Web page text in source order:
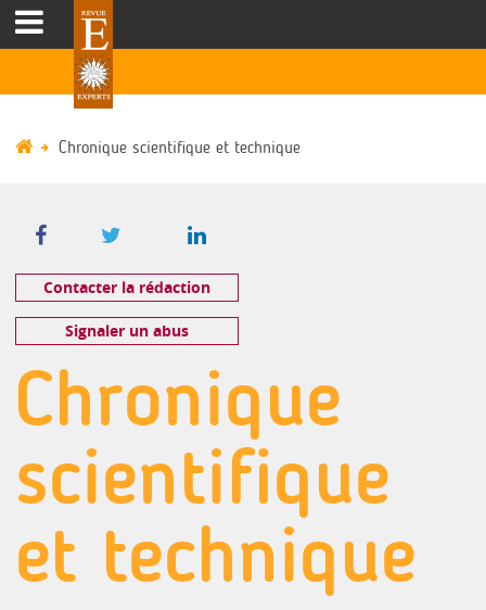
Chronique scientifique et technique
Contacter la rédaction
Signaler un abus
Chronique
scientifique
et technique